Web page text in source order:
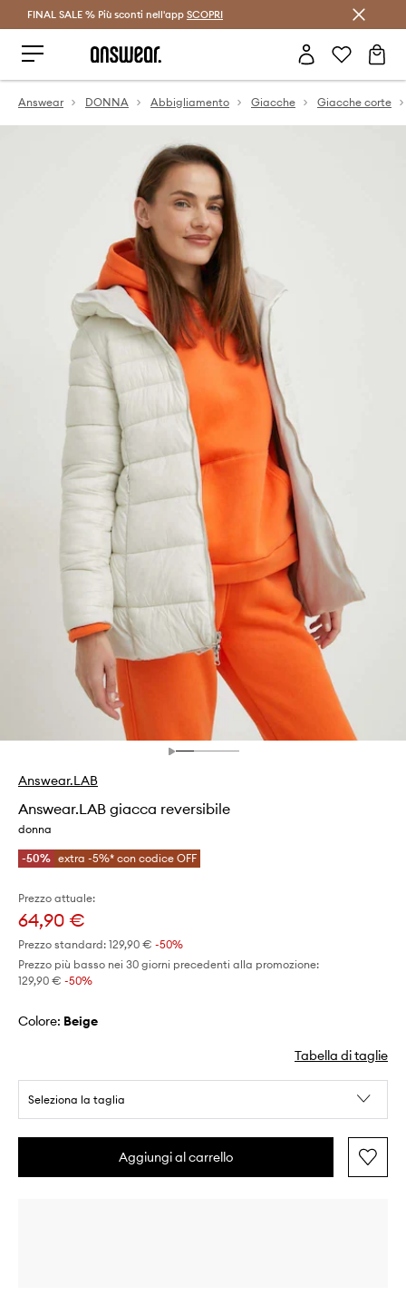
Risparmia con Answear Club >
FINAL SALE % Più sconti nell'app SCOPRI
Answear DONNA Abbigliamento Giacche Giacche corte
Answear.LAB
Answear.LAB giacca reversibile
donna
-50% extra -5%* con codice OFF
Prezzo attuale:
64,90 €
Prezzo standard: 129,90 € -50%
Prezzo più basso nei 30 giorni precedenti alla promozione:
129,90 € -50%
Colore: beige
Tabella di taglie
Seleziona la taglia
Aggiungi al carrello